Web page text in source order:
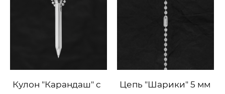
Кулон "Карандаш" с
Цепь "Шарики" 5 мм